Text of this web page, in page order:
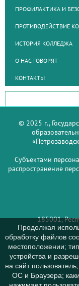
ПРОФИЛАКТИКА И
ПРОТИВОДЕЙСТВИЕ
ИСТОРИЯ КОЛЛЕДЖА
О НАС ГОВОРЯТ
КОНТАКТЫ
© 2025 г.,
Субъектами
распространение
185001,
Продолжая
обработку файлов
местоположении;
устройства и
на сайт
ОС и Браузера;